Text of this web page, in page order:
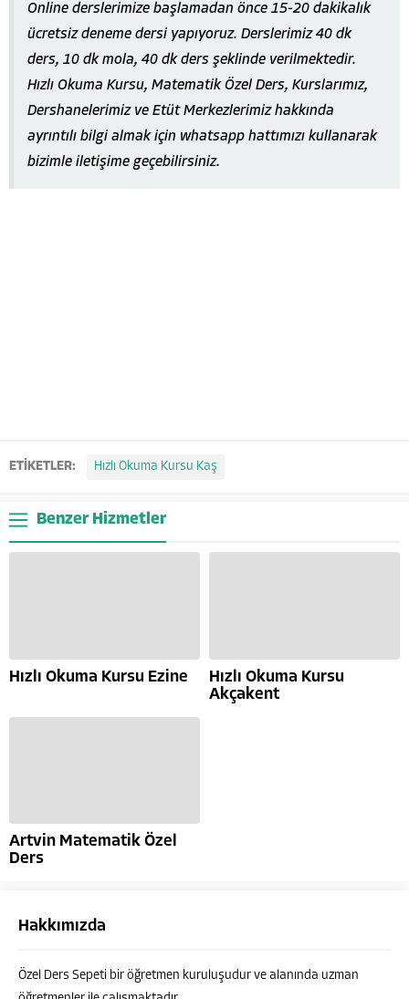
Online derslerimize başlamadan önce 15-20 dakikalık
ücretsiz deneme dersi yapıyoruz. Derslerimiz 40 dk
ders, 10 dk mola, 40 dk ders şeklinde verilmektedir.
Hızlı Okuma Kursu, Matematik Özel Ders, Kurslarımız,
Dershanelerimiz ve Etüt Merkezlerimiz hakkında
ayrıntılı bilgi almak için whatsapp hattımızı kullanarak
bizimle iletişime geçebilirsiniz.
ETİKETLER: Hızlı Okuma Kursu Kaş
Benzer Hizmetler
Hızlı Okuma Kursu Ezine
Hızlı Okuma Kursu
Akçakent
Artvin Matematik Özel
Ders
Hakkımızda
Özel Ders Sepeti bir öğretmen kuruluşudur ve alanında uzman